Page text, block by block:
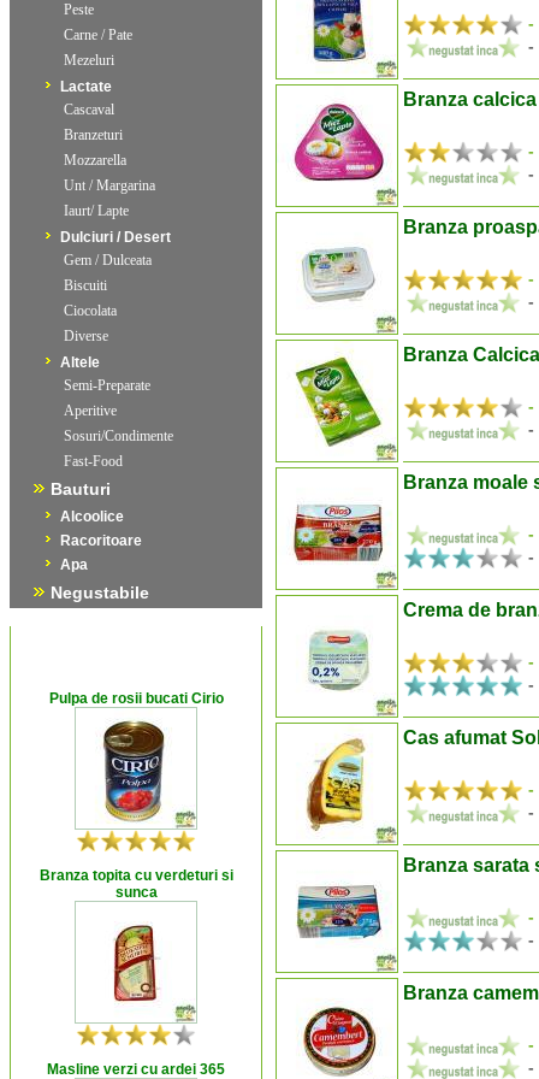
Peste
Carne / Pate
Mezeluri
Lactate
Cascaval
Branzeturi
Mozzarella
Unt / Margarina
Iaurt/ Lapte
Dulciuri / Desert
Gem / Dulceata
Biscuiti
Ciocolata
Diverse
Altele
Semi-Preparate
Aperitive
Sosuri/Condimente
Fast-Food
Bauturi
Alcoolice
Racoritoare
Apa
Negustabile
Pulpa de rosii bucati Cirio
Branza topita cu verdeturi si
sunca
Masline verzi cu ardei 365
-
-
Branza
-
-
Branza
-
-
Branza
-
-
Branza moale
-
-
Crema de
-
-
Cas afumat
-
-
Branza sarata
-
-
Branza
-
-